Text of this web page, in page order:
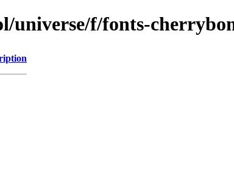
universe/f/fonts-